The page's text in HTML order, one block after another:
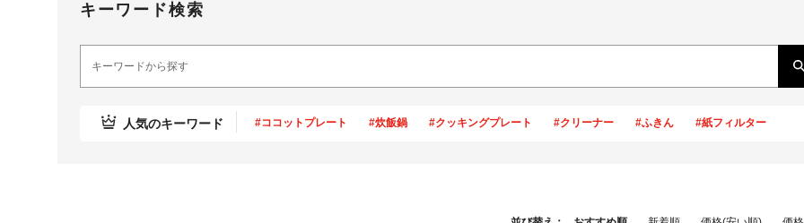
キーワード検索
人気のキーワード #ココットプレート #炊飯鍋 #クッキングプレート #クリーナー #ふきん #紙フィルター